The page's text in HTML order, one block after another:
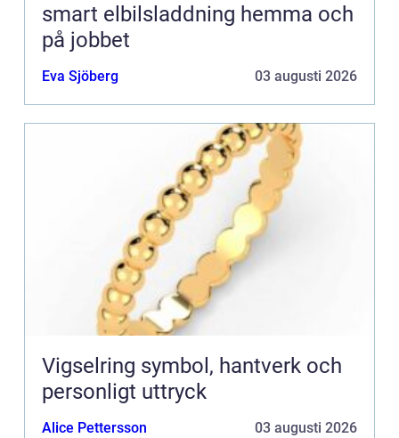
smart elbilsladdning hemma och
på jobbet
Eva Sjöberg 03 augusti 2026
Vigselring symbol, hantverk och
personligt uttryck
Alice Pettersson 03 augusti 2026